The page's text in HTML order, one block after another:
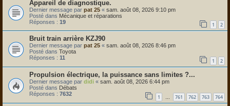
Appareil de diagnostique.
Dernier message par pat 25 « sam. août 08, 2026 9:10 pm
Posté dans Mécanique et réparations
Réponses : 19 1 2
Bruit train arrière KZJ90
Dernier message par pat 25 « sam. août 08, 2026 8:46 pm
Posté dans Toyota
Réponses : 11 1 2
Propulsion électrique, la puissance sans limites ?...
Dernier message par didi « sam. août 08, 2026 6:44 pm
Posté dans Débats
Réponses : 7632 1 … 761 762 763 764